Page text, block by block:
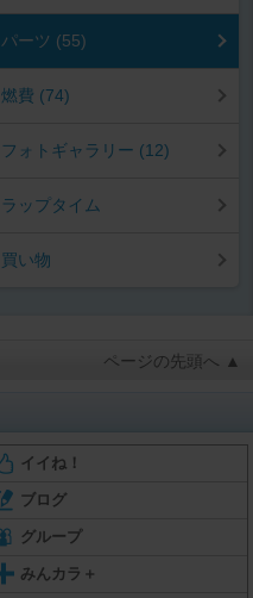
パーツ (55)
燃費 (74)
フォトギャラリー (12)
ラップタイム
買い物
ページの先頭へ ▲
イイね！
ブログ
グループ
みんカラ＋